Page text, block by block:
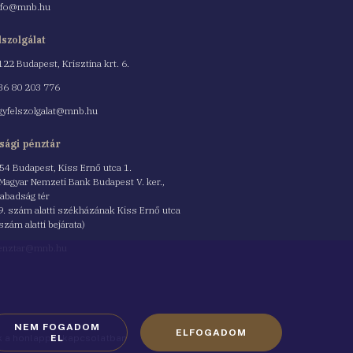
Budapest, Krisztina krt. 6.
80 203 776
pénztár
Budapest, Kiss Ernő utca 1.
Nemzeti Bank Budapest V. ker.,
tér
szám alatti székházának Kiss Ernő utca
alatti bejárata)
a honlappal kapcsolatban
NEM FOGADOM
EL
ELFOGADOM